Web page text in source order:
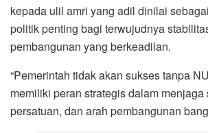
kepada ulil amri yang adil dinilai
politik penting bagi terwujudnya
pembangunan yang berkeadilan.
“Pemerintah tidak akan sukses tanpa
memiliki peran strategis dalam menjaga
persatuan, dan arah pembangunan